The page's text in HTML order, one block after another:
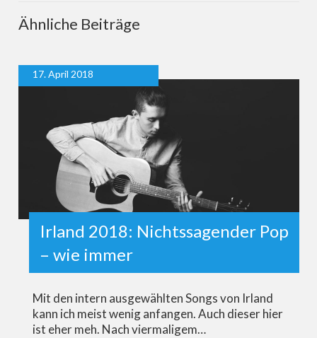
Ähnliche Beiträge
17. April 2018
Irland 2018: Nichtssagender Pop
– wie immer
Mit den intern ausgewählten Songs von Irland
kann ich meist wenig anfangen. Auch dieser hier
ist eher meh. Nach viermaligem…